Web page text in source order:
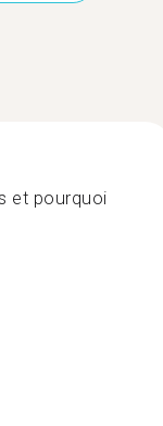
et pourquoi